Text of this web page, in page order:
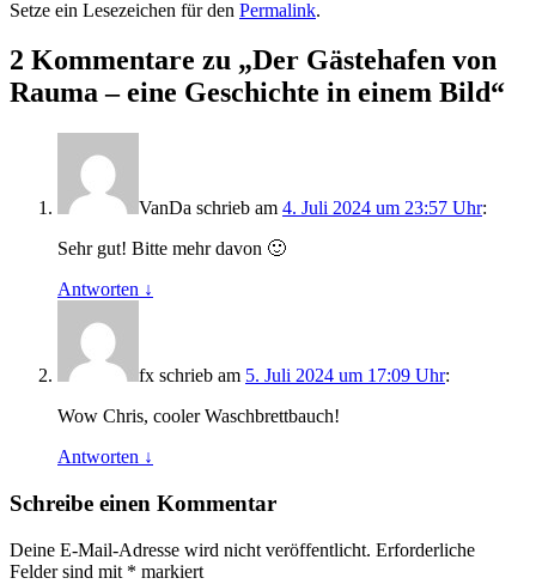
Setze ein Lesezeichen für den Permalink.
2 Kommentare zu „Der Gästehafen von
Rauma – eine Geschichte in einem Bild“
VanDa schrieb am 4. Juli 2024 um 23:57 Uhr:
Sehr gut! Bitte mehr davon 🙂
Antworten ↓
fx schrieb am 5. Juli 2024 um 17:09 Uhr:
Wow Chris, cooler Waschbrettbauch!
Antworten ↓
Schreibe einen Kommentar
Deine E-Mail-Adresse wird nicht veröffentlicht. Erforderliche
Felder sind mit * markiert